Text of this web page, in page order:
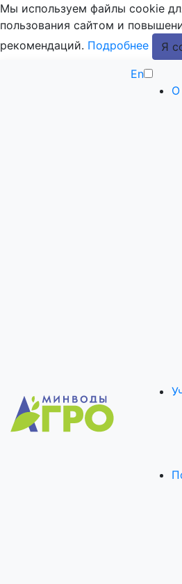
Мы используем файлы cookie
пользования сайтом и
рекомендаций. Подробнее
Я
En
О